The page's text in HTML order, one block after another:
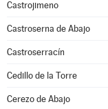
Castrojimeno
Castroserna de Abajo
Castroserracín
Cedillo de la Torre
Cerezo de Abajo